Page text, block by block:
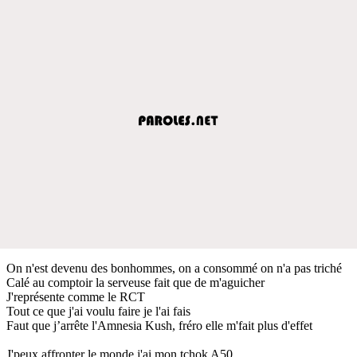
On n'est devenu des bonhommes, on a consommé on n'a pas triché
Calé au comptoir la serveuse fait que de m'aguicher
J'représente comme le RCT
Tout ce que j'ai voulu faire je l'ai fais
Faut que j’arrête l'Amnesia Kush, fréro elle m'fait plus d'effet
J'peux affronter le monde j'ai mon tchok A50